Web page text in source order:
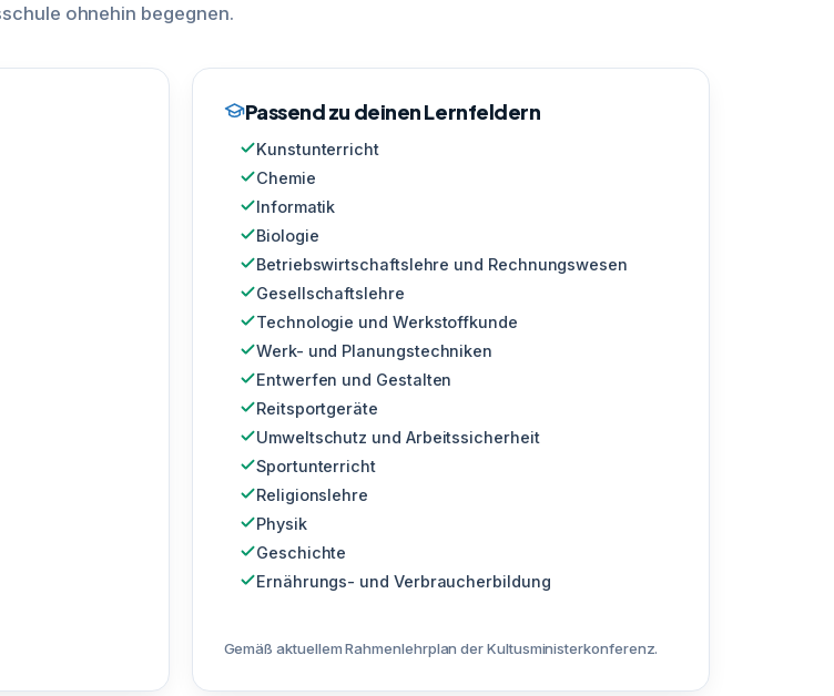
ohnehin begegnen.
Passend zu deinen Lernfeldern
Kunstunterricht
Chemie
Informatik
Biologie
Betriebswirtschaftslehre und Rechnungswesen
Gesellschaftslehre
Technologie und Werkstoffkunde
Werk- und Planungstechniken
Entwerfen und Gestalten
Reitsportgeräte
Umweltschutz und Arbeitssicherheit
Sportunterricht
Religionslehre
Physik
Geschichte
Ernährungs- und Verbraucherbildung
Gemäß aktuellem Rahmenlehrplan der Kultusministerkonferenz.